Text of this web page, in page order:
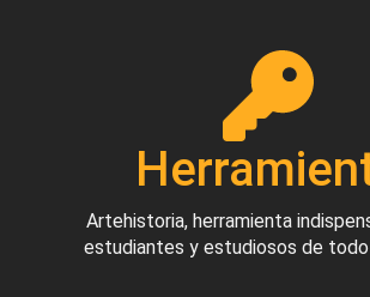
Artehistoria, herramienta
estudiantes y estudiosos de todo